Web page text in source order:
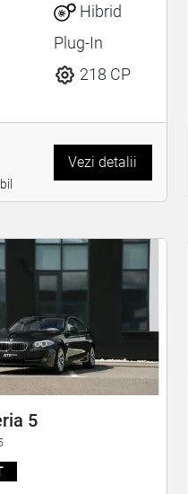
Hibrid
Plug-In
218 CP
Vezi detalii
5